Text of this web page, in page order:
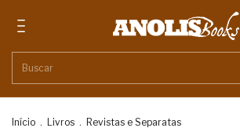
Início . Livros . Revistas e Separatas